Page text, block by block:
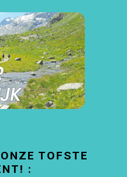
TOFSTE
: